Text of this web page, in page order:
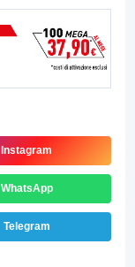
Instagram
WhatsApp
Telegram